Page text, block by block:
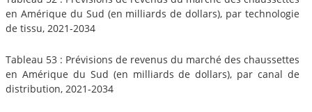
en Amérique du Sud (en milliards de dollars), par technologie
de tissu, 2021-2034
Tableau 53 : Prévisions de revenus du marché des chaussettes
en Amérique du Sud (en milliards de dollars), par canal de
distribution, 2021-2034